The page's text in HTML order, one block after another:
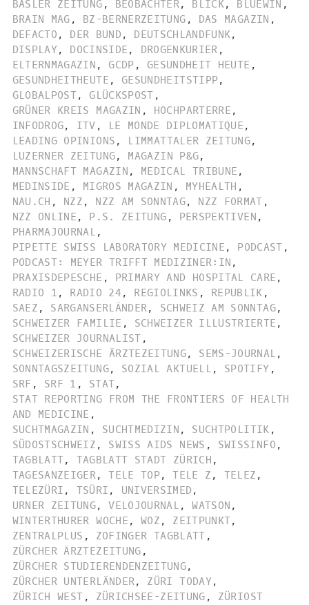
BASLER ZEITUNG , BEOBACHTER, BLICK, BLUEWIN ,
BRAIN MAG , BZ-BERNERZEITUNG , DAS MAGAZIN ,
DEFACTO , DER BUND , DEUTSCHLANDFUNK,
DISPLAY, DOCINSIDE , DROGENKURIER ,
ELTERNMAGAZIN , GCDP , GESUNDHEIT HEUTE ,
GESUNDHEITHEUTE , GESUNDHEITSTIPP,
GLOBALPOST, GLÜCKSPOST ,
GRÜNER KREIS MAGAZIN , HOCHPARTERRE ,
INFODROG, ITV , LE MONDE DIPLOMATIQUE ,
LEADING OPINIONS , LIMMATTALER ZEITUNG,
LUZERNER ZEITUNG, MAGAZIN P&G,
MANNSCHAFT MAGAZIN , MEDICAL TRIBUNE ,
MEDINSIDE , MIGROS MAGAZIN , MYHEALTH ,
NAU.CH , NZZ , NZZ AM SONNTAG, NZZ FORMAT ,
NZZ ONLINE , P.S. ZEITUNG , PERSPEKTIVEN ,
PHARMAJOURNAL ,
PIPETTE SWISS LABORATORY MEDICINE , PODCAST ,
PODCAST: MEYER TRIFFT MEDIZINER:IN ,
PRAXISDEPESCHE , PRIMARY AND HOSPITAL CARE ,
RADIO 1 , RADIO 24, REGIOLINKS , REPUBLIK ,
SAEZ , SARGANSERLÄNDER, SCHWEIZ AM SONNTAG,
SCHWEIZER FAMILIE , SCHWEIZER ILLUSTRIERTE ,
SCHWEIZER JOURNALIST ,
SCHWEIZERISCHE ÄRZTEZEITUNG, SEMS-JOURNAL ,
SONNTAGSZEITUNG, SOZIAL AKTUELL , SPOTIFY ,
SRF , SRF 1 , STAT,
STAT REPORTING FROM THE FRONTIERS OF HEALTH
AND MEDICINE ,
SUCHTMAGAZIN , SUCHTMEDIZIN , SUCHTPOLITIK ,
SÜDOSTSCHWEIZ , SWISS AIDS NEWS , SWISSINFO ,
TAGBLATT, TAGBLATT STADT ZÜRICH ,
TAGESANZEIGER, TELE TOP, TELE Z , TELEZ ,
TELEZÜRI , TSÜRI , UNIVERSIMED ,
URNER ZEITUNG, VELOJOURNAL , WATSON ,
WINTERTHURER WOCHE , WOZ , ZEITPUNKT,
ZENTRALPLUS , ZOFINGER TAGBLATT ,
ZÜRCHER ÄRZTEZEITUNG ,
ZÜRCHER STUDIERENDENZEITUNG,
ZÜRCHER UNTERLÄNDER, ZÜRI TODAY,
ZÜRICH WEST , ZÜRICHSEE-ZEITUNG , ZÜRIOST